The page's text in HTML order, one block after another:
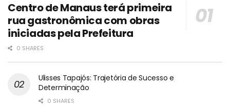
Centro de Manaus terá primeira
rua gastronômica com obras
iniciadas pela Prefeitura
0 SHARES
Ulisses Tapajós: Trajetória de Sucesso e
Determinação
0 SHARES